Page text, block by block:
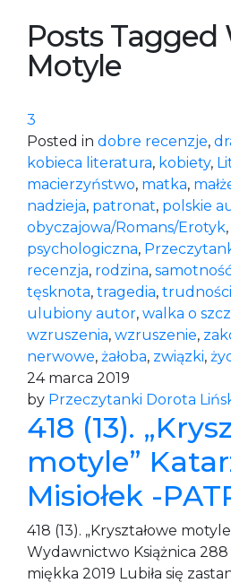
Posts Tagged
Motyle
3
Posted in dobre recenzje,
kobieca literatura, kobiety,
macierzyństwo, matka,
nadzieja, patronat, polskie
obyczajowa/Romans/Erotyk,
psychologiczna,
recenzja, rodzina,
tęsknota, tragedia, trudności
ulubiony autor, walka o
wzruszenia, wzruszenie,
nerwowe, żałoba, związki,
24 marca 2019
by Przeczytanki Dorota
418 (13).
motyle”
Misiołek -
418 (13). „Kryształowe
Wydawnictwo Książnica
miękka 2019 Lubiła się